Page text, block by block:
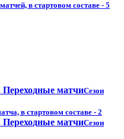
в стартовом составе - 5
матчиСезон
в стартовом составе - 2
матчиСезон